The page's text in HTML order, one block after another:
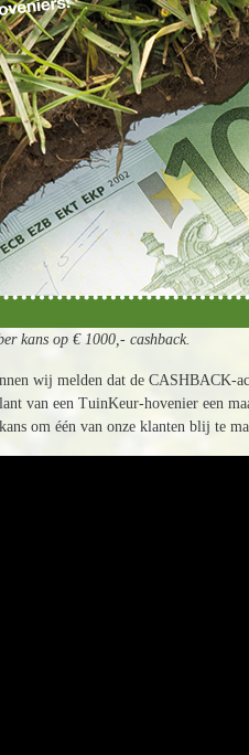
kans op € 1000,- cashback.
wij melden dat de CASHBACK-
van een TuinKeur-hovenier een
om één van onze klanten blij te